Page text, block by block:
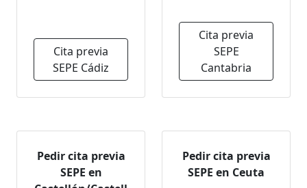
Cita previa
SEPE Cádiz
Cita previa
SEPE
Cantabria
Pedir cita previa
SEPE en
Pedir cita previa
SEPE en Ceuta